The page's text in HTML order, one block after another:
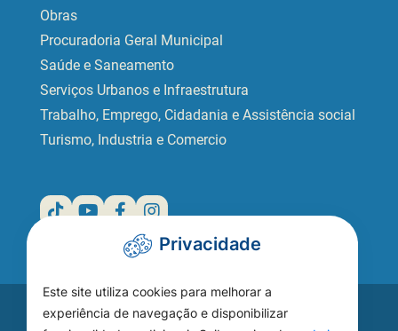
Obras
Procuradoria Geral Municipal
Saúde e Saneamento
Serviços Urbanos e Infraestrutura
Trabalho, Emprego, Cidadania e Assistência social
Turismo, Industria e Comercio
Acesse seu
Privacidade
Este site utiliza cookies para melhorar a
experiência de navegação e disponibilizar